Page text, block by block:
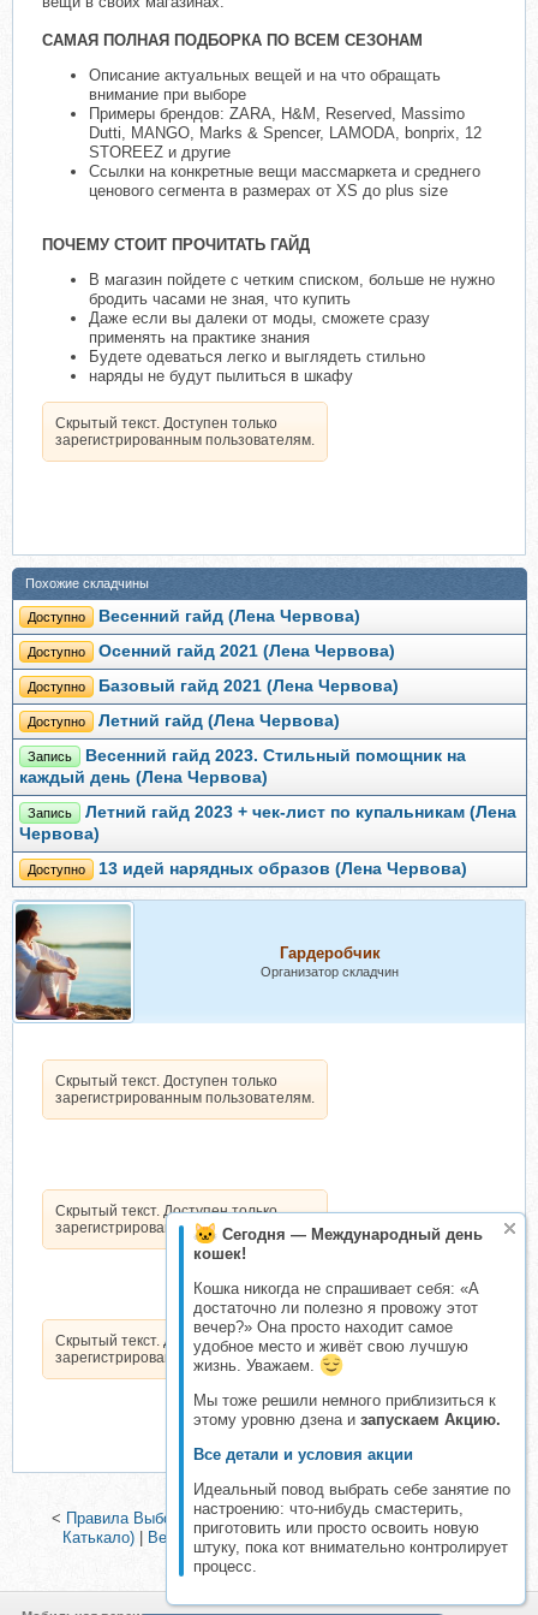
Сегодня — Международный день
кошек!
Кошка никогда не спрашивает себя: «А
достаточно ли полезно я провожу этот
вечер?» Она просто находит самое
удобное место и живёт свою лучшую
жизнь. Уважаем.
Мы тоже решили немного приблизиться к
этому уровню дзена и запускаем Акцию.
Все детали и условия акции
Идеальный повод выбрать себе занятие по
настроению: что-нибудь смастерить,
приготовить или просто освоить новую
штуку, пока кот внимательно контролирует
процесс.
САМАЯ ПОЛНАЯ ПОДБОРКА ПО ВСЕМ СЕЗОНАМ
Описание актуальных вещей и на что обращать
внимание при выборе
Примеры брендов: ZARA, H&M, Reserved, Massimo
Dutti, MANGO, Marks & Spencer, LAMODA, bonprix, 12
STOREEZ и другие
Ссылки на конкретные вещи массмаркета и среднего
ценового сегмента в размерах от XS до plus size
ПОЧЕМУ СТОИТ ПРОЧИТАТЬ ГАЙД
В магазин пойдете с четким списком, больше не нужно
бродить часами не зная, что купить
Даже если вы далеки от моды, сможете сразу
применять на практике знания
Будете одеваться легко и выглядеть стильно
наряды не будут пылиться в шкафу
Скрытый текст. Доступен только
зарегистрированным пользователям.
Похожие складчины
Доступно Весенний гайд (Лена Червова)
Доступно Осенний гайд 2021 (Лена Червова)
Доступно Базовый гайд 2021 (Лена Червова)
Доступно Летний гайд (Лена Червова)
Запись
Весенний гайд 2023. Стильный помощник на
каждый день (Лена Червова)
Запись
Летний гайд 2023 + чек-лист по купальникам (Лена
Червова)
Доступно 13 идей нарядных образов (Лена Червова)
Гардеробчик
Организатор складчин
Скрытый текст. Доступен только
зарегистрированным пользователям.
Скрытый текст. Доступен только
зарегистрированным пользователям.
Скрытый текст. Доступен только
зарегистрированным пользователям.
< Правила Выбора Всего. Блок 4. Базовый гардероб (Юлия
Катькало)|
Вебинар для всех, кто обожает ретро (Янина
Цыбульская) >